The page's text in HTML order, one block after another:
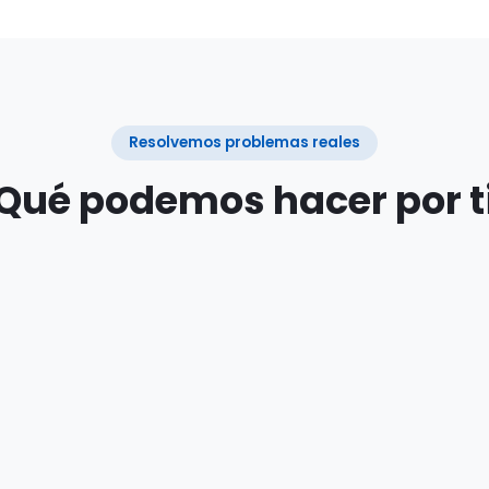
Resolvemos problemas reales
podemos hacer por